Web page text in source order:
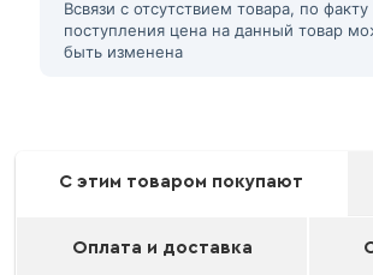
Всвязи с отсутствием товара, по факту
поступления цена на данный товар
быть изменена
С этим товаром покупают
Оплата и доставка